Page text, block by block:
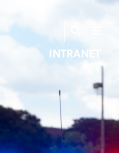
INTRANET